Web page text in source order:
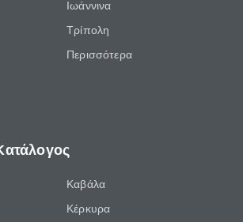
Ιωάννινα
Τρίπολη
Περισσότερα
Καβάλα
Κέρκυρα